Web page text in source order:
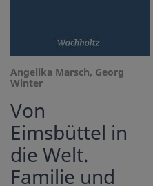
Angelika Marsch, Georg
Winter
Von
Eimsbüttel in
die Welt.
Familie und